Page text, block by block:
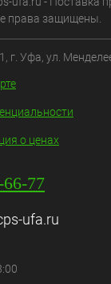
права защищены.
г. Уфа, ул.
о ценах
77
ufa.ru